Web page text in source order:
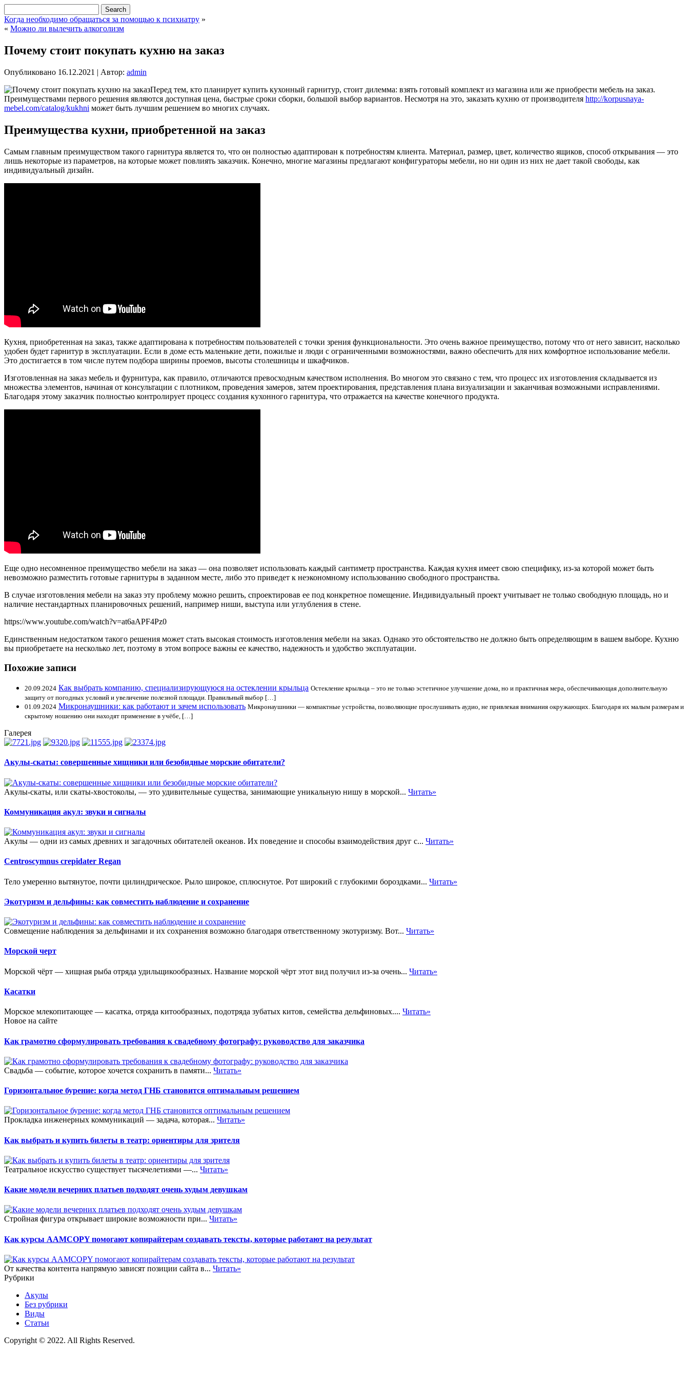
Когда необходимо обращаться за помощью к психиатру »
« Можно ли вылечить алкоголизм
Почему стоит покупать кухню на заказ
Опубликовано 16.12.2021 | Автор: admin
Перед тем, кто планирует купить кухонный гарнитур, стоит дилемма: взять готовый комплект из магазина или же приобрести мебель на заказ.
Преимуществами первого решения являются доступная цена, быстрые сроки сборки, большой выбор вариантов. Несмотря на это, заказать кухню от производителя http://korpusnaya-
mebel.com/catalog/kukhni может быть лучшим решением во многих случаях.
Преимущества кухни, приобретенной на заказ
Самым главным преимуществом такого гарнитура является то, что он полностью адаптирован к потребностям клиента. Материал, размер, цвет, количество ящиков, способ открывания — это
лишь некоторые из параметров, на которые может повлиять заказчик. Конечно, многие магазины предлагают конфигураторы мебели, но ни один из них не дает такой свободы, как
индивидуальный дизайн.
Кухня, приобретенная на заказ, также адаптирована к потребностям пользователей с точки зрения функциональности. Это очень важное преимущество, потому что от него зависит, насколько
удобен будет гарнитур в эксплуатации. Если в доме есть маленькие дети, пожилые и люди с ограниченными возможностями, важно обеспечить для них комфортное использование мебели.
Это достигается в том числе путем подбора ширины проемов, высоты столешницы и шкафчиков.
Изготовленная на заказ мебель и фурнитура, как правило, отличаются превосходным качеством исполнения. Во многом это связано с тем, что процесс их изготовления складывается из
множества элементов, начиная от консультации с плотником, проведения замеров, затем проектирования, представления плана визуализации и заканчивая возможными исправлениями.
Благодаря этому заказчик полностью контролирует процесс создания кухонного гарнитура, что отражается на качестве конечного продукта.
Еще одно несомненное преимущество мебели на заказ — она позволяет использовать каждый сантиметр пространства. Каждая кухня имеет свою специфику, из-за которой может быть
невозможно разместить готовые гарнитуры в заданном месте, либо это приведет к неэкономному использованию свободного пространства.
В случае изготовления мебели на заказ эту проблему можно решить, спроектировав ее под конкретное помещение. Индивидуальный проект учитывает не только свободную площадь, но и
наличие нестандартных планировочных решений, например ниши, выступа или углубления в стене.
https://www.youtube.com/watch?v=at6aAPF4Pz0
Единственным недостатком такого решения может стать высокая стоимость изготовления мебели на заказ. Однако это обстоятельство не должно быть определяющим в вашем выборе. Кухню
вы приобретаете на несколько лет, поэтому в этом вопросе важны ее качество, надежность и удобство эксплуатации.
Похожие записи
20.09.2024 Как выбрать компанию, специализирующуюся на остеклении крыльца Остекление крыльца – это не только эстетичное улучшение дома, но и практичная мера, обеспечивающая дополнительную
защиту от погодных условий и увеличение полезной площади. Правильный выбор […]
01.09.2024 Микронаушники: как работают и зачем использовать Микронаушники — компактные устройства, позволяющие прослушивать аудио, не привлекая внимания окружающих. Благодаря их малым размерам и
скрытому ношению они находят применение в учёбе, […]
Галерея
Акулы-скаты: совершенные хищники или безобидные морские обитатели?
Акулы-скаты, или скаты-хвостоколы, — это удивительные существа, занимающие уникальную нишу в морской... Читать»
Коммуникация акул: звуки и сигналы
Акулы — одни из самых древних и загадочных обитателей океанов. Их поведение и способы взаимодействия друг с... Читать»
Centroscymnus crepidater Regan
Тело умеренно вытянутое, почти цилиндрическое. Рыло широкое, сплюснутое. Рот широкий с глубокими бороздками... Читать»
Экотуризм и дельфины: как совместить наблюдение и сохранение
Совмещение наблюдения за дельфинами и их сохранения возможно благодаря ответственному экотуризму. Вот... Читать»
Морской черт
Морской чёрт — хищная рыба отряда удильщикообразных. Название морской чёрт этот вид получил из-за очень... Читать»
Касатки
Морское млекопитающее — касатка, отряда китообразных, подотряда зубатых китов, семейства дельфиновых.... Читать»
Новое на сайте
Как грамотно сформулировать требования к свадебному фотографу: руководство для заказчика
Свадьба — событие, которое хочется сохранить в памяти... Читать»
Горизонтальное бурение: когда метод ГНБ становится оптимальным решением
Прокладка инженерных коммуникаций — задача, которая... Читать»
Как выбрать и купить билеты в театр: ориентиры для зрителя
Театральное искусство существует тысячелетиями —... Читать»
Какие модели вечерних платьев подходят очень худым девушкам
Стройная фигура открывает широкие возможности при... Читать»
Как курсы AAMCOPY помогают копирайтерам создавать тексты, которые работают на результат
От качества контента напрямую зависят позиции сайта в... Читать»
Рубрики
Акулы
Без рубрики
Виды
Статьи
Copyright © 2022. All Rights Reserved.